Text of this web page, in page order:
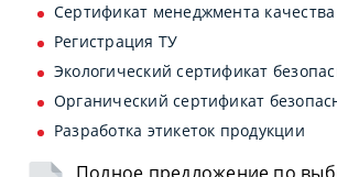
Сертификат менеджмента качества
Регистрация ТУ
Экологический сертификат
Органический сертификат
Разработка этикеток продукции
Полное предложение по